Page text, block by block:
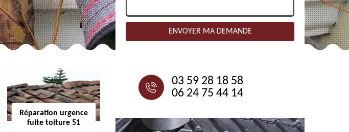
Réparation urgence
fuite toiture 51
03 59 28 18 58
06 24 75 44 14